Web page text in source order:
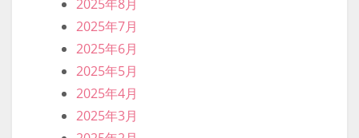
最近のコメント
アーカイブ
2026年6月
2026年5月